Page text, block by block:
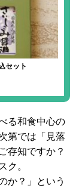
セット
る和食中心の
第では「見落
存知ですか？
ク。
か？」という